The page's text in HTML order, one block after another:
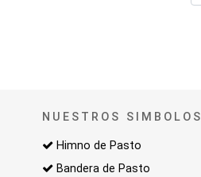
NUESTROS SIMBOLOS
Himno de Pasto
Bandera de Pasto